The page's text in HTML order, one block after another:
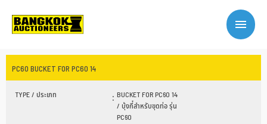
PC60 BUCKET FOR PC60 14
TYPE / ประเภท : BUCKET FOR PC60 14
/ บุ้งกี๋สำหรับขุดท่อ รุ่น
PC60